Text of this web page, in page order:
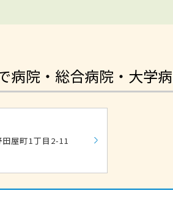
病院・総合病院・大学
屋町1丁目2-11